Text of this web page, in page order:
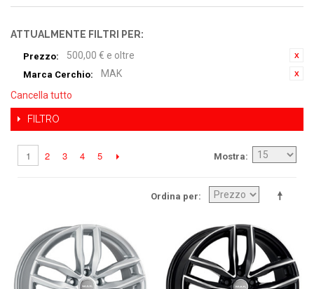
ATTUALMENTE FILTRI PER:
Prezzo: 500,00 € e oltre
Marca Cerchio:
MAK
Cancella tutto
FILTRO
Mostra
1 2 3 4 5
Ordina per